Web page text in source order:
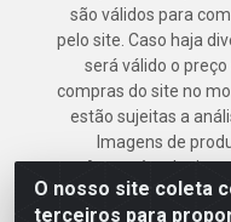
O nosso site coleta
terceiros para
são válidos para
pelo site. Caso haja
será válido o
compras do site no
estão sujeitas a
Imagens de
Armazém
Geral LTDA - Rua